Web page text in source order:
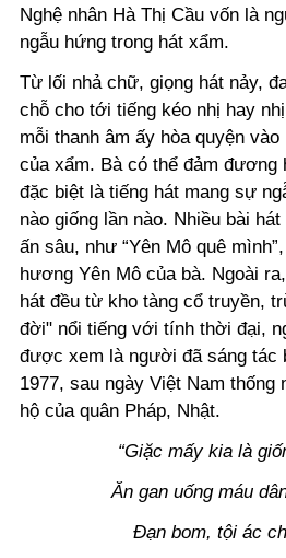
Nghệ nhân Hà Thị Cầu vốn là
ngẫu hứng trong hát xẩm.
Từ lối nhả chữ, giọng hát nảy,
chỗ cho tới tiếng kéo nhị hay
mỗi thanh âm ấy hòa quyện vào
của xẩm. Bà có thể đảm đương
đặc biệt là tiếng hát mang sự
nào giống lần nào. Nhiều bài
ấn sâu, như “Yên Mô quê
hương Yên Mô của bà. Ngoài
hát đều từ kho tàng cổ truyền,
đời" nổi tiếng với tính thời đại,
được xem là người đã sáng tác
1977, sau ngày Việt Nam thống
hộ của quân Pháp, Nhật.
“Giặc mấy kia là
Ăn gan uống máu
Đạn bom, tội ác